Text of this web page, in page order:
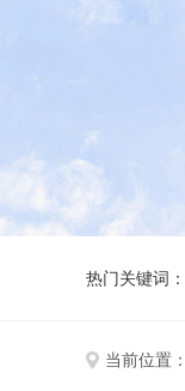
热门关键词：
当前位置：